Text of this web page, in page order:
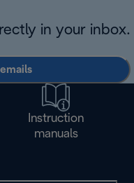
in your inbox.
Instruction
manuals